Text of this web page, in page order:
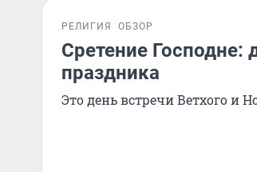
РЕЛИГИЯ ОБЗОР
Сретение Господне:
праздника
Это день встречи Ветхого и